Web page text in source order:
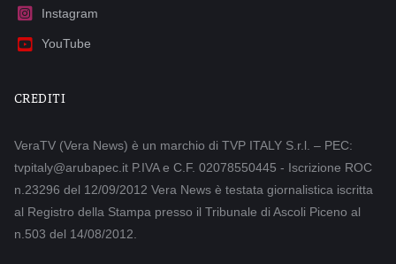
Instagram
YouTube
CREDITI
VeraTV (Vera News) è un marchio di TVP ITALY S.r.l. – PEC:
tvpitaly@arubapec.it P.IVA e C.F. 02078550445 - Iscrizione ROC
n.23296 del 12/09/2012 Vera News è testata giornalistica iscritta
al Registro della Stampa presso il Tribunale di Ascoli Piceno al
n.503 del 14/08/2012.